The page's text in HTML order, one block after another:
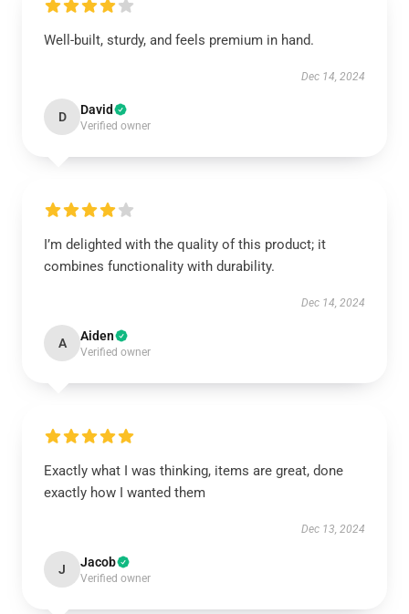
Well-built, sturdy, and feels premium in hand.
Dec 14, 2024
D David
Verified owner
I’m delighted with the quality of this product; it
combines functionality with durability.
Dec 14, 2024
A Aiden
Verified owner
Exactly what I was thinking, items are great, done
exactly how I wanted them
Dec 13, 2024
J Jacob
Verified owner